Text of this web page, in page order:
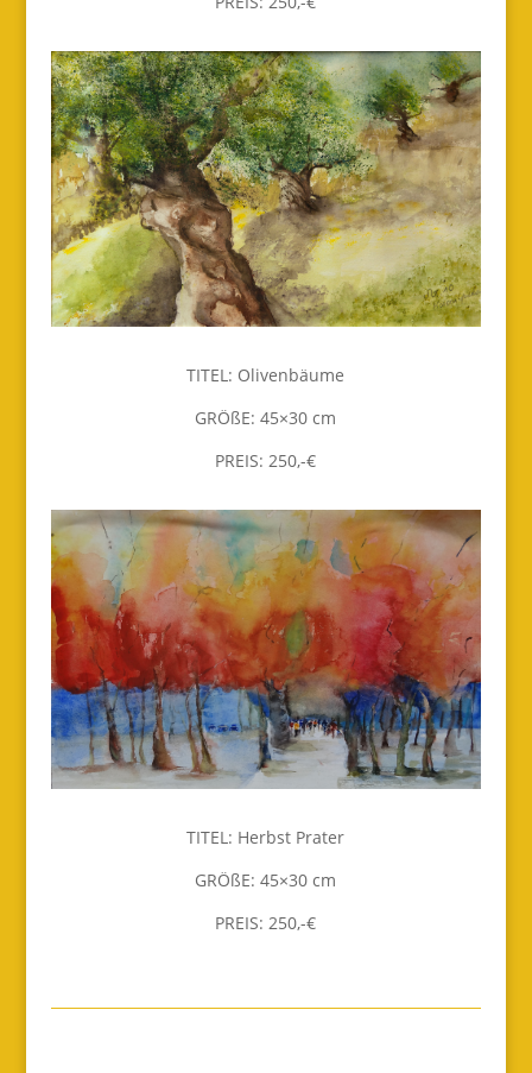
TITEL: Olivenbäume
GRÖßE: 45×30 cm
PREIS: 250,-€
TITEL: Herbst Prater
GRÖßE: 45×30 cm
PREIS: 250,-€